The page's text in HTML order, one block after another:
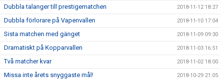
Dubbla talanger till prestigematchen 2018-11-12 18:27
Dubbla förlorare på Vapenvallen 2018-11-10 17:04
Sista matchen med gänget 2018-11-09 09:30
Dramatiskt på Kopparvallen 2018-11-03 16:51
Två matcher kvar 2018-11-02 18:00
Missa inte årets snyggaste mål! 2018-10-29 21:05